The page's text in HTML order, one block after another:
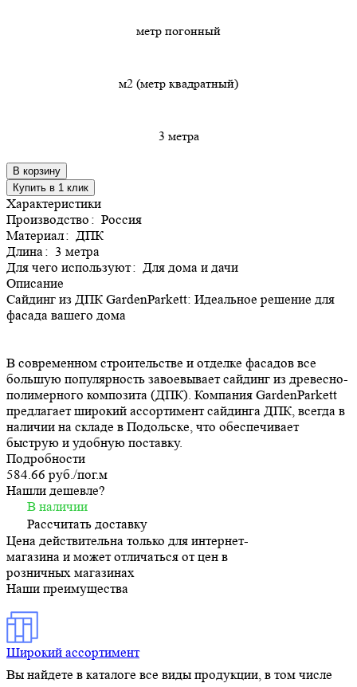
метр погонный
м2 (метр квадратный)
3 метра
В корзину
Купить в 1 клик
Характеристики
Производство: Россия
Материал: ДПК
Длина: 3 метра
Для чего используют: Для дома и дачи
Описание
Сайдинг из ДПК GardenParkett: Идеальное решение для
фасада вашего дома
В современном строительстве и отделке фасадов все
большую популярность завоевывает сайдинг из древесно-
полимерного композита (ДПК). Компания GardenParkett
предлагает широкий ассортимент сайдинга ДПК, всегда в
наличии на складе в Подольске, что обеспечивает
быструю и удобную поставку.
Подробности
584.66 руб./пог.м
Нашли дешевле?
В наличии
Рассчитать доставку
Цена действительна только для интернет-
магазина и может отличаться от цен в
розничных магазинах
Наши преимущества
Широкий ассортимент
Вы найдете в каталоге все виды продукции, в том числе